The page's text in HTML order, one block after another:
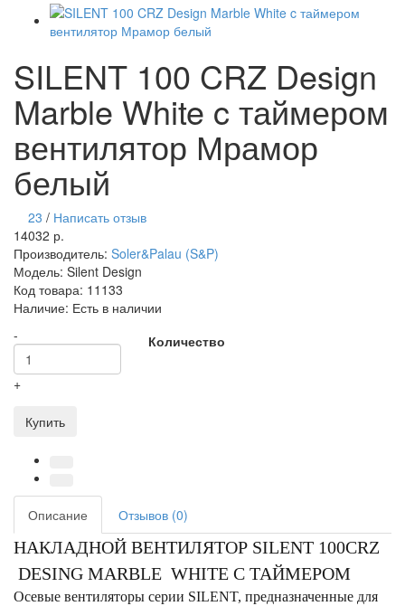
SILENT 100 CRZ Design
Marble White c таймером
вентилятор Мрамор
белый
23 / Написать отзыв
14032 р.
Производитель: Soler&Palau (S&P)
Модель: Silent Design
Код товара: 11133
Наличие: Есть в наличии
Количество
-
+
Купить
Описание Отзывов (0)
НАКЛАДНОЙ ВЕНТИЛЯТОР SILENT 100CRZ
DESING MARBLE WHITE С ТАЙМЕРОМ
Осевые вентиляторы серии SILENT, предназначенные для